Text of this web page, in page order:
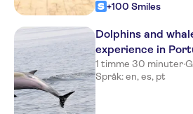
Pousada de Sagres - Charming
Marina Club Lagos Resort
Casa da Moura
Hotel Baia da Luz
+100 Smiles
Dolphins and
experience in
1 timme 30 minuter·
Språk: en, es, pt